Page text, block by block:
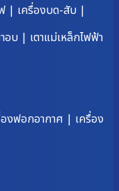
| เครื่องบด-สับ |
อบ | เตาแม่เหล็กไฟฟ้า
องฟอกอากาศ | เครื่อง